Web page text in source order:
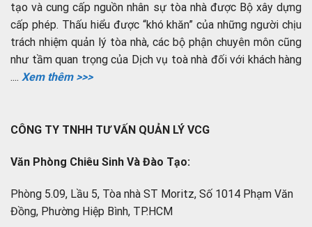
tạo và cung cấp nguồn nhân sự tòa nhà được Bộ xây dựng
cấp phép. Thấu hiểu được “khó khăn” của những người chịu
trách nhiệm quản lý tòa nhà, các bộ phận chuyên môn cũng
như tầm quan trọng của Dịch vụ toà nhà đối với khách hàng
.... Xem thêm >>>
CÔNG TY TNHH TƯ VẤN QUẢN LÝ VCG
Văn Phòng Chiêu Sinh Và Đào Tạo:
Phòng 5.09, Lầu 5, Tòa nhà ST Moritz, Số 1014 Phạm Văn
Đồng, Phường Hiệp Bình, TP.HCM